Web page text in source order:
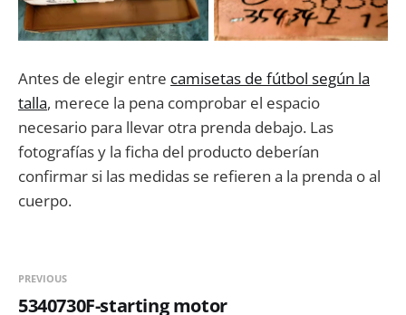
Antes de elegir entre camisetas de fútbol según la
talla, merece la pena comprobar el espacio
necesario para llevar otra prenda debajo. Las
fotografías y la ficha del producto deberían
confirmar si las medidas se refieren a la prenda o al
cuerpo.
PREVIOUS
5340730F-starting motor